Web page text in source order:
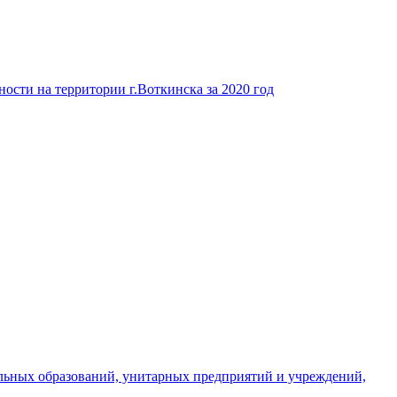
на территории г.Воткинска за 2020 год
образований, унитарных предприятий и учреждений,